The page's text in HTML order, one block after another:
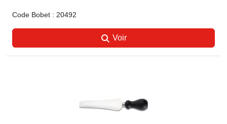
Code Bobet : 20492
Voir